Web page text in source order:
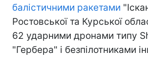
балістичними ракетами
Ростовської та Курської
62 ударними дронами типу
"Гербера" і безпілотниками